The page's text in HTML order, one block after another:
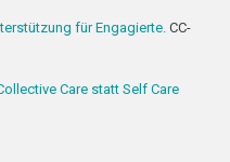
für Engagierte. CC-
Care statt Self Care